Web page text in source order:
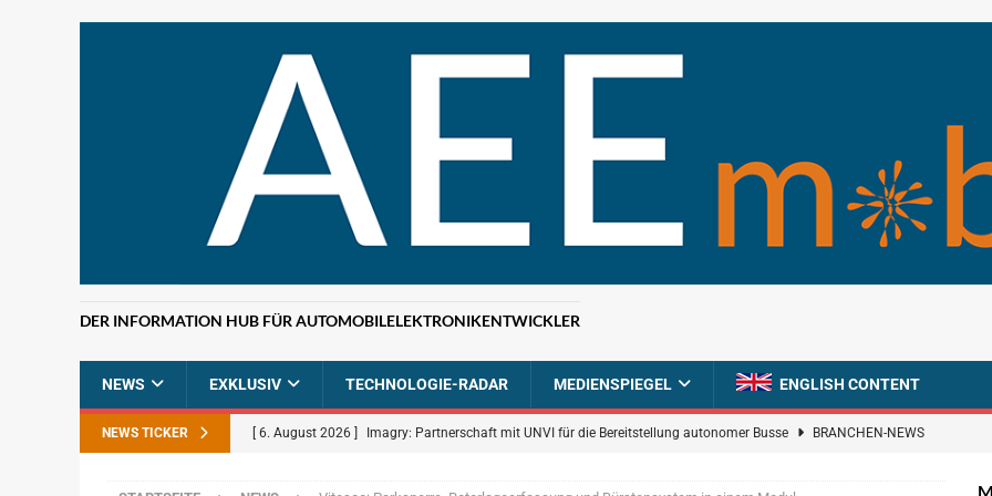
DER INFORMATION HUB FÜR AUTOMOBILELEKTRONIKENTWICKLER
NEWS EXKLUSIV TECHNOLOGIE-RADAR MEDIENSPIEGEL ENGLISH CONTENT
NEWS TICKER [ 6. August 2026 ] Imagry: Partnerschaft mit UNVI für die Bereitstellung autonomer Busse BRANCHEN-NEWS